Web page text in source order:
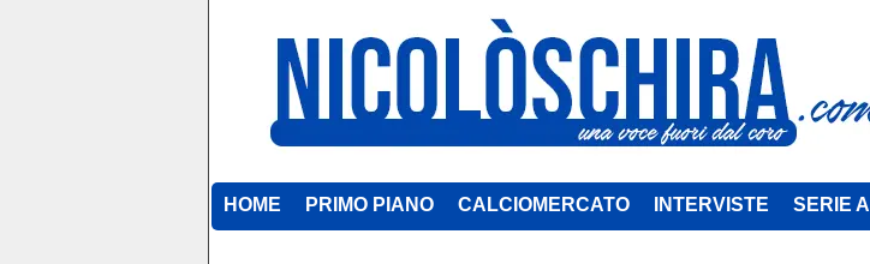
HOME PRIMO PIANO CALCIOMERCATO INTERVISTE SERIE A